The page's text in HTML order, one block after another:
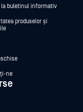
la buletinul informativ
produselor și
ne